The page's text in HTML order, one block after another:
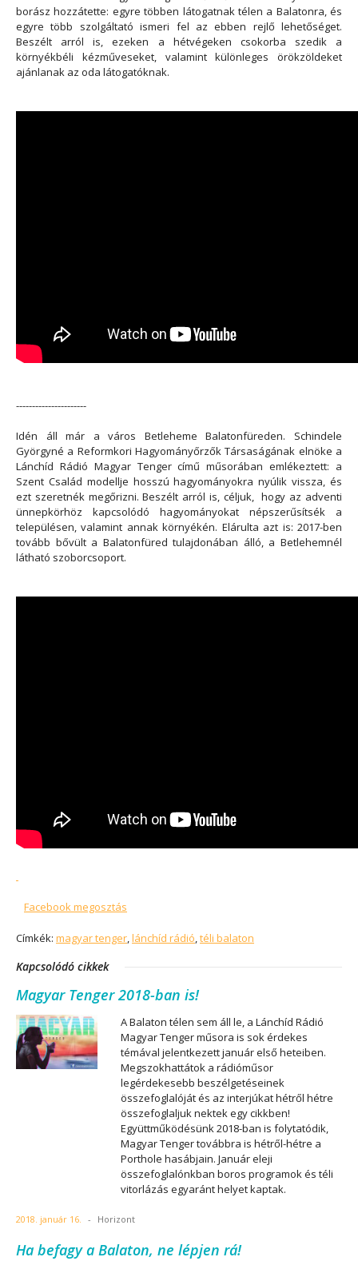
borász hozzátette: egyre többen látogatnak télen a Balatonra, és
egyre több szolgáltató ismeri fel az ebben rejlő lehetőséget.
Beszélt arról is, ezeken a hétvégeken csokorba szedik a
környékbéli kézműveseket, valamint különleges örökzöldeket
ajánlanak az oda látogatóknak.
----------------------
Idén áll már a város Betleheme Balatonfüreden. Schindele
Györgyné a Reformkori Hagyományőrzők Társaságának elnöke a
Lánchíd Rádió Magyar Tenger című műsorában emlékeztett: a
Szent Család modellje hosszú hagyományokra nyúlik vissza, és
ezt szeretnék megőrizni. Beszélt arról is, céljuk, hogy az adventi
ünnepkörhöz kapcsolódó hagyományokat népszerűsítsék a
településen, valamint annak környékén. Elárulta azt is: 2017-ben
tovább bővült a Balatonfüred tulajdonában álló, a Betlehemnél
látható szoborcsoport.
Facebook megosztás
Címkék: magyar tenger,lánchíd rádió,téli balaton
Kapcsolódó cikkek
Magyar Tenger 2018-ban is!
A Balaton télen sem áll le, a Lánchíd Rádió
Magyar Tenger műsora is sok érdekes
témával jelentkezett január első heteiben.
Megszokhattátok a rádióműsor
legérdekesebb beszélgetéseinek
összefoglalóját és az interjúkat hétről hétre
összefoglaljuk nektek egy cikkben!
Együttműködésünk 2018-ban is folytatódik,
Magyar Tenger továbbra is hétről-hétre a
Porthole hasábjain. Január eleji
összefoglalónkban boros programok és téli
vitorlázás egyaránt helyet kaptak.
2018. január 16. - Horizont
Ha befagy a Balaton, ne lépjen rá!